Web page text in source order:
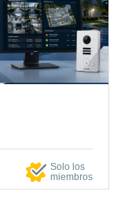
Solo los
miembros